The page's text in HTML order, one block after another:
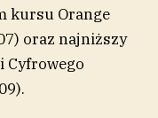
kursu Orange
oraz najniższy
Cyfrowego